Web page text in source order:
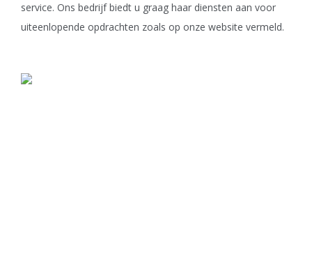
service. Ons bedrijf biedt u graag haar diensten aan voor
uiteenlopende opdrachten zoals op onze website vermeld.